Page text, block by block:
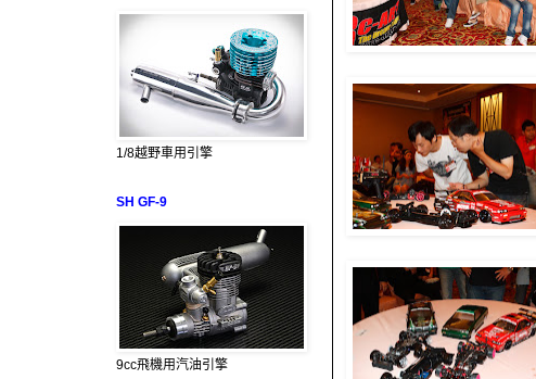
1/8越野車用引擎
SH GF-9
9cc飛機用汽油引擎